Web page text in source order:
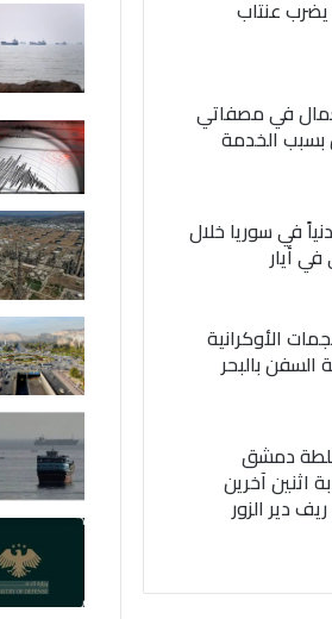
زلزال بقوة 4.5 يضرب عنتاب
في مصفاتي
الخدمة
1394 مدنياً في سوريا خلال
الأوكرانية
السفن بالبحر
دمشق
اثنين آخرين
دير الزور